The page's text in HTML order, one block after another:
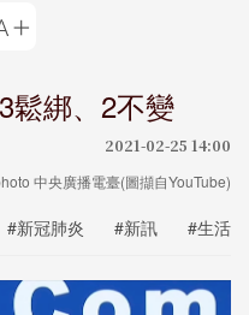
鬆綁、2不變
2021-02-25 14:00
中央廣播電臺(圖擷自YouTube)
#新冠肺炎 #新訊 #生活